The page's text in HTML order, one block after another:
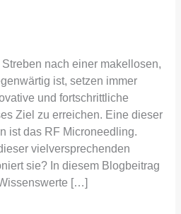
Streben nach einer makellosen,
ist, setzen immer
und fortschrittliche
Ziel zu erreichen. Eine dieser
ist das RF Microneedling.
vielversprechenden
sie? In diesem Blogbeitrag
[…]